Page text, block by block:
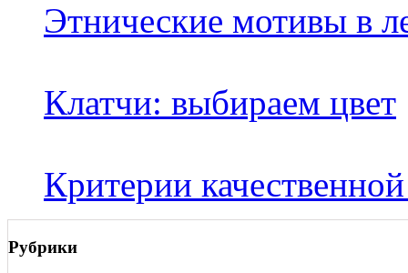
Этнические мотивы в
Клатчи: выбираем цвет
Критерии
Рубрики